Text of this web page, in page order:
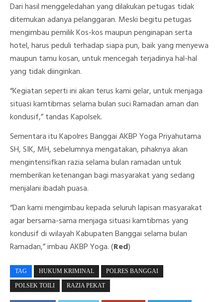
Dari hasil menggeledahan yang dilakukan petugas tidak
ditemukan adanya pelanggaran. Meski begitu petugas
mengimbau pemilik Kos-kos maupun penginapan serta
hotel, harus peduli terhadap siapa pun, baik yang menyewa
maupun tamu kosan, untuk mencegah terjadinya hal-hal
yang tidak diinginkan.
“Kegiatan seperti ini akan terus kami gelar, untuk menjaga
situasi kamtibmas selama bulan suci Ramadan aman dan
kondusif,” tandas Kapolsek.
Sementara itu Kapolres Banggai AKBP Yoga Priyahutama
SH, SIK, MH, sebelumnya mengatakan, pihaknya akan
mengintensifkan razia selama bulan ramadan untuk
memberikan ketenangan bagi masyarakat yang sedang
menjalani ibadah puasa.
“Dan kami mengimbau kepada seluruh lapisan masyarakat
agar bersama-sama menjaga situasi kamtibmas yang
kondusif di wilayah Kabupaten Banggai selama bulan
Ramadan,” imbau AKBP Yoga. (Red)
TAG HUKUM KRIMINAL POLRES BANGGAI
POLSEK TOILI RAZIA PEKAT